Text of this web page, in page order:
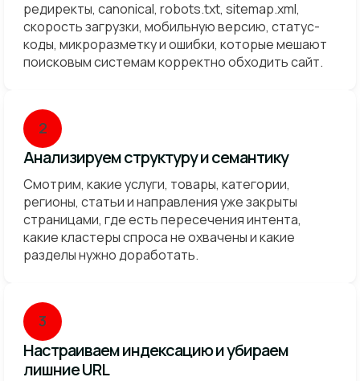
редиректы, canonical, robots.txt, sitemap.xml,
скорость загрузки, мобильную версию, статус-
коды, микроразметку и ошибки, которые мешают
поисковым системам корректно обходить сайт.
2
Анализируем структуру и семантику
Смотрим, какие услуги, товары, категории,
регионы, статьи и направления уже закрыты
страницами, где есть пересечения интента,
какие кластеры спроса не охвачены и какие
разделы нужно доработать.
3
Настраиваем индексацию и убираем
лишние URL